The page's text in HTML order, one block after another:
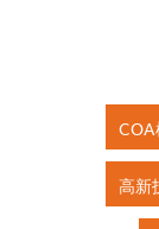
COA
高新